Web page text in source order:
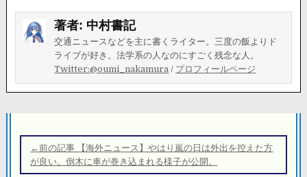
著者: 中村書記
交通ニュースなどを主に書くライター。三度の飯よりド
ライブが好き。法学系の人なのにすごく残念な人。
Twitter:@oumi_nakamura / プロフィールページ
稿
ナ
←前の記事 【海外ニュース】やはり嵐の日は外出を控えた方
が良い。倒木に車が巻き込まれる様子が公開。